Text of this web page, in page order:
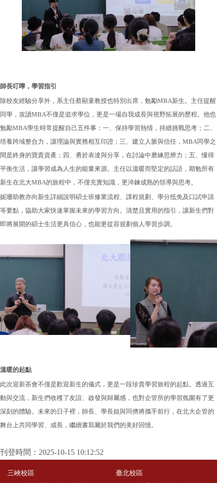
師長叮嚀，學習指引
除校友經驗分享外，系主任蔡顯童教授也特別出席，勉勵MBA新生。主任提醒
同學，攻讀MBA不僅是追求學位，更是一場自我成長與視野拓展的歷程。他也
勉勵MBA學生時常提醒自己五件事：一、保持學習熱情，持續挑戰思考；二、
培養跨域整合力，讓理論與實務相互印證；三、建立人脈與信任，MBA同學之
間是終身的寶貴資產；四、勇於表達與分享，在討論中磨練思辨力；五、懂得
平衡生活，讓學習成為人生的能量來源。主任以溫暖而堅定的話語，期勉所有
新生在北大MBA的旅程中，不僅充實知識，更淬鍊成熟的領導與思考。
妮珊助教亦向新生詳細說明碩士班修業流程、課程規劃、學分抵免及口試申請
等要點，協助大家快速掌握未來的學習方向。清楚且實用的指引，讓新生們對
即將展開的碩士生活更具信心，也能更從容規劃個人學習步調。
溫暖的起點
此次迎新茶會不僅是歡迎新生的儀式，更是一段珍貴學習旅程的起點。透過互
動與交流，新生們收穫了友誼、啟發與歸屬感，也對企管所的學習氛圍有了更
深刻的體驗。未來的日子裡，師長、學長姐與同儕將攜手前行，在北大企管的
舞台上共同學習、成長，繼續書寫屬於我們的美好回憶。
刊登時間：2025-10-15 10:12:52
三峽校區
臺北校區